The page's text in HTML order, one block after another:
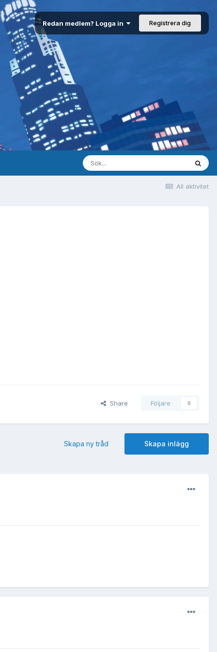
Redan medlem? Logga in Registrera dig
All aktivitet
Share Följare 0
Skapa inlägg
Skapa ny tråd